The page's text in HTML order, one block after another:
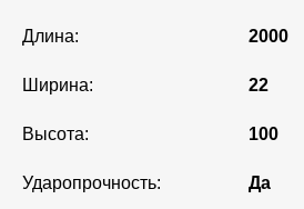
Длина: 2000
Ширина: 22
Высота: 100
Ударопрочность: Да